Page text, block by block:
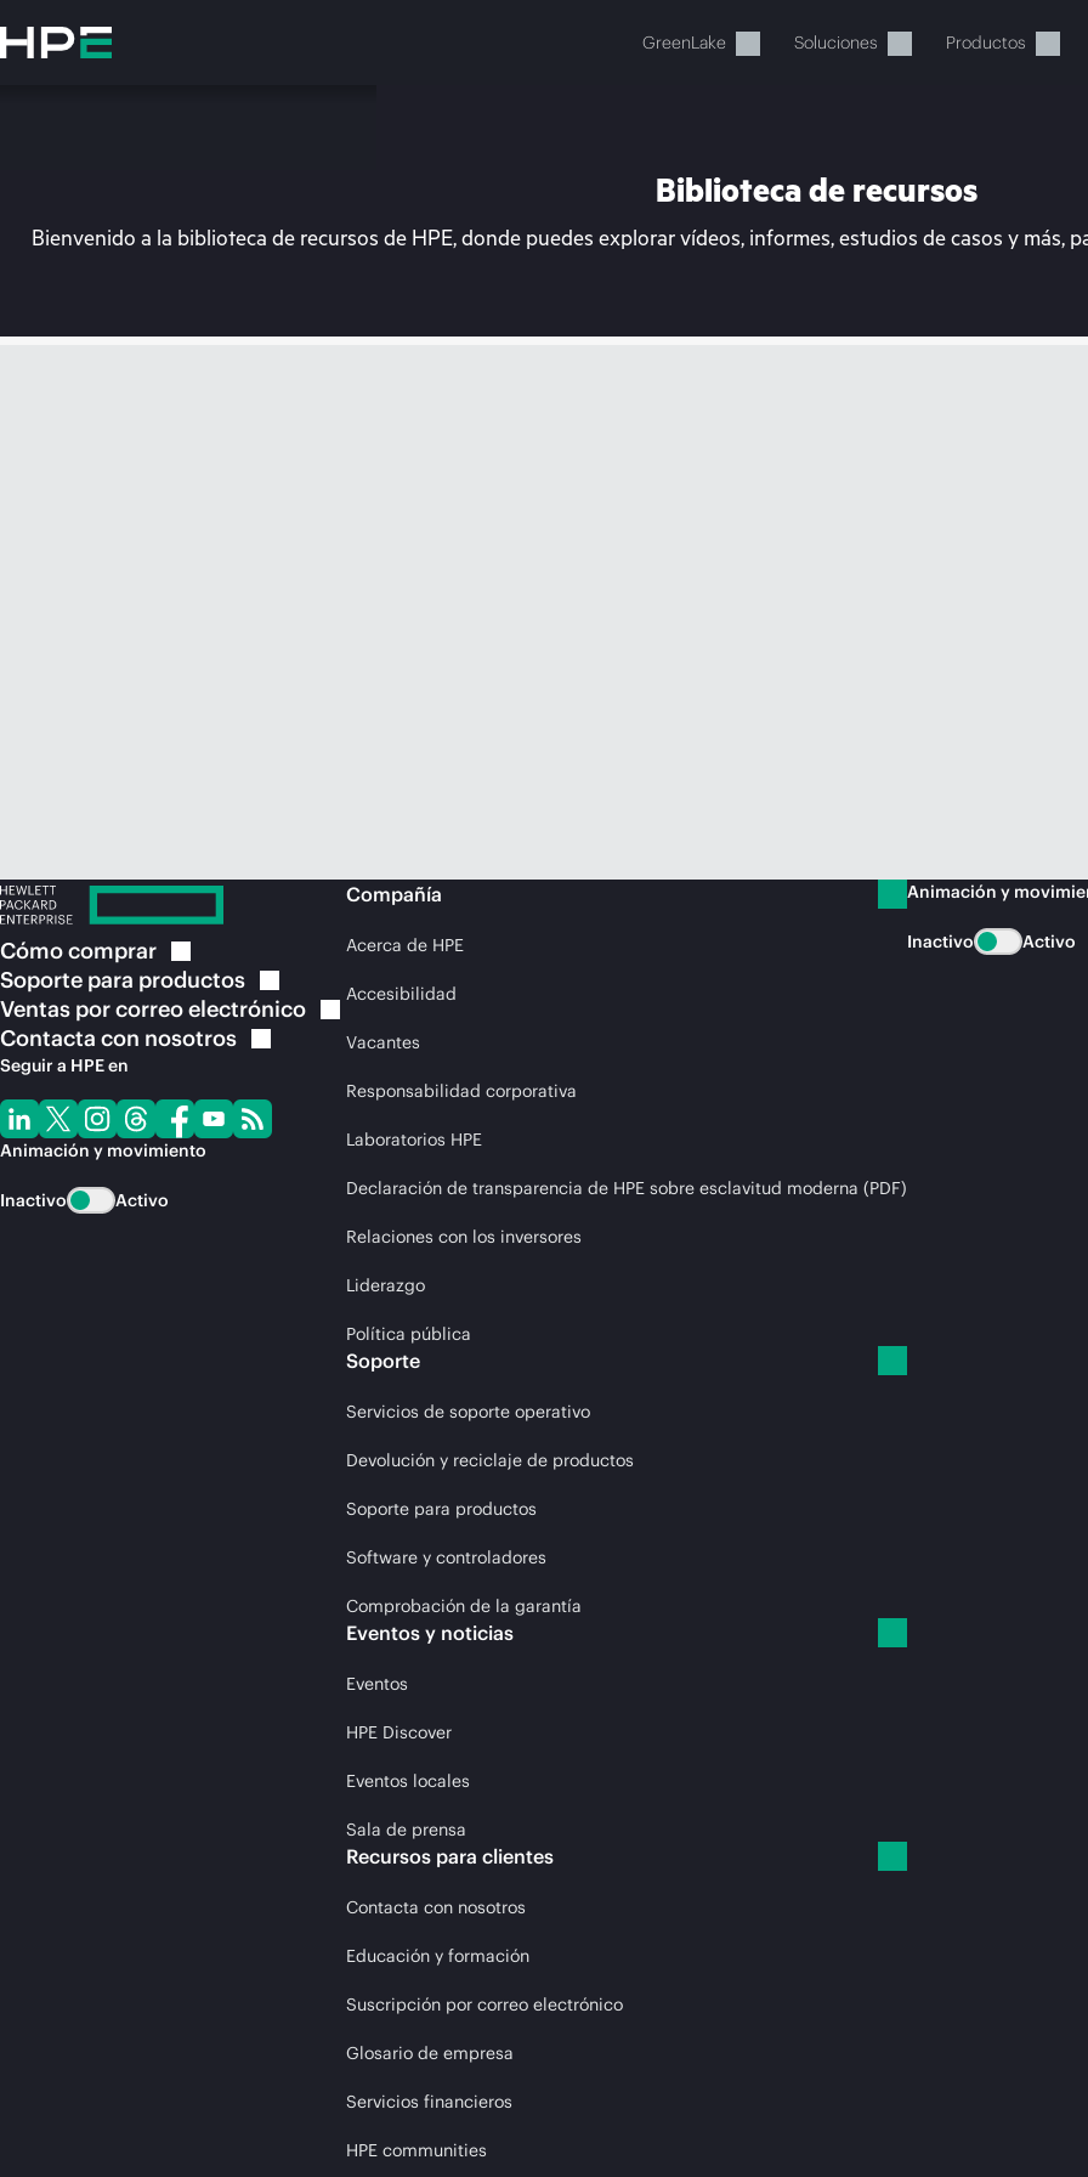
al
contenido
GreenLake Soluciones Productos
En estos momentos, tu cesta está
Biblioteca de recursos
Bienvenido a la biblioteca de recursos de HPE, donde puedes explorar vídeos, informes, estudios de casos y más,
Cómocomprar
Soporte para productos
Ventas por correoelectrónico
Contacta con nosotros
Seguir a HPE en
Animación y movimiento
Inactivo Activo
Compañía
Acerca de HPE
Accesibilidad
Vacantes
Responsabilidad corporativa
Laboratorios HPE
Declaración de transparencia de HPE sobre esclavitud moderna (PDF)
Relaciones con los inversores
Liderazgo
Política pública
Soporte
Servicios de soporte operativo
Devolución y reciclaje de productos
Soporte para productos
Software y controladores
Comprobación de la garantía
Eventos y noticias
Eventos
HPE Discover
Eventos locales
Sala de prensa
Recursos para clientes
Contacta con nosotros
Educación y formación
Suscripción por correo electrónico
Glosario de empresa
Servicios financieros
HPE communities
Animación y
Inactivo Activo